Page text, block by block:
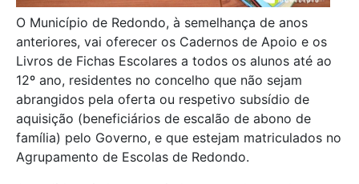
O Município de Redondo, à semelhança de anos
anteriores, vai oferecer os Cadernos de Apoio e os
Livros de Fichas Escolares a todos os alunos até ao
12º ano, residentes no concelho que não sejam
abrangidos pela oferta ou respetivo subsídio de
aquisição (beneficiários de escalão de abono de
família) pelo Governo, e que estejam matriculados no
Agrupamento de Escolas de Redondo.